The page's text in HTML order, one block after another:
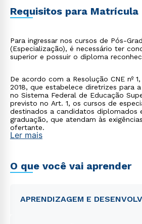
Requisitos para Matrícula
Para ingressar nos cursos de Pós-
(Especialização), é necessário ter
superior e possuir o diploma
De acordo com a Resolução CNE nº
2018, que estabelece diretrizes para
no Sistema Federal de Educação
previsto no Art. 1, os cursos de
destinados a candidatos diplomados
graduação, que atendam às
ofertante.
Ler mais
O que você vai aprender
APRENDIZAGEM E